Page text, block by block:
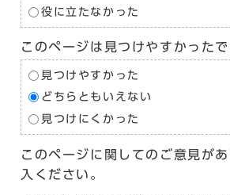
役に立たなかった
このページは見つけやすかったで
見つけやすかった
どちらともいえない
見つけにくかった
このページに関してのご意見が
入ください。